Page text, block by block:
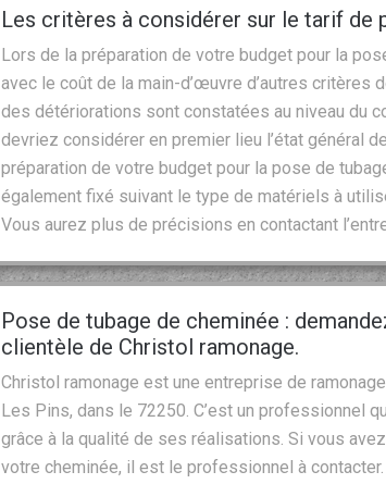
Les critères à considérer sur le tarif de
Lors de la préparation de votre budget pour la
avec le coût de la main-d’œuvre d’autres critères
des détériorations sont constatées au niveau du
devriez considérer en premier lieu l’état général
préparation de votre budget pour la pose de
également fixé suivant le type de matériels à
Vous aurez plus de précisions en contactant
Pose de tubage de cheminée :
clientèle de Christol ramonage.
Christol ramonage est une entreprise de
Les Pins, dans le 72250. C’est un professionnel
grâce à la qualité de ses réalisations. Si vous
votre cheminée, il est le professionnel à